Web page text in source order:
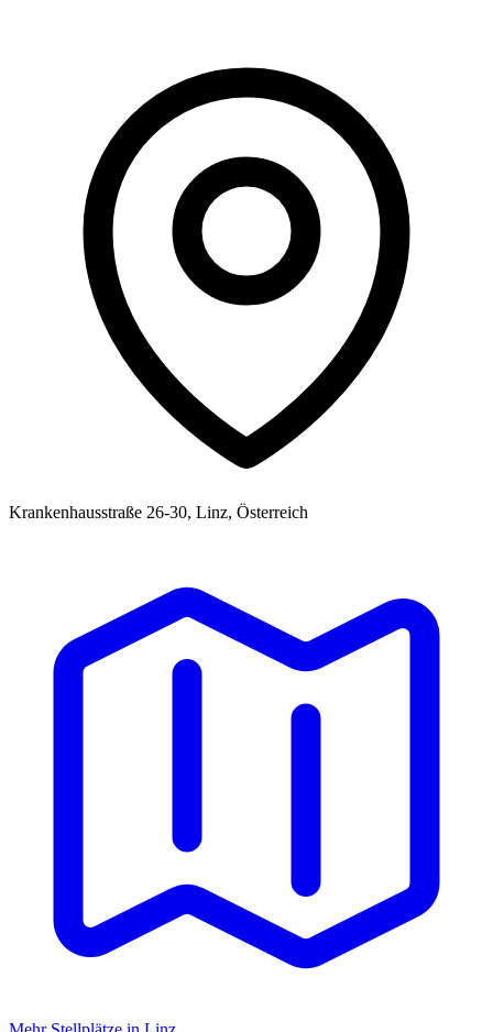
Krankenhausstraße 26-30, Linz, Österreich